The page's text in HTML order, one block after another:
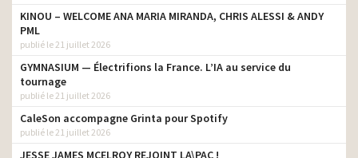
KINOU – WELCOME ANA MARIA MIRANDA, CHRIS ALESSI & ANDY
PML
publié le 21 juillet 2026
GYMNASIUM — Électrifions la France. L’IA au service du
tournage
publié le 21 juillet 2026
CaleSon accompagne Grinta pour Spotify
publié le 21 juillet 2026
JESSE JAMES MCELROY REJOINT LA\PAC !